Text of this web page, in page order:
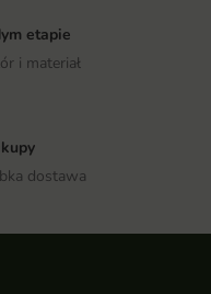
etapie
i materiał
dostawa